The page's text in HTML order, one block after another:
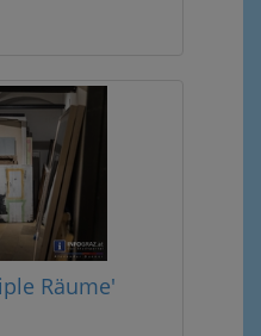
Räume'